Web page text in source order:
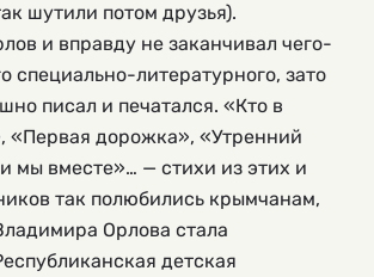
шутили потом друзья).
и вправду не заканчивал чего-
специально-литературного, зато
писал и печатался. «Кто в
«Первая дорожка», «Утренний
мы вместе»… — стихи из этих и
так полюбились крымчанам,
Орлова стала
детская